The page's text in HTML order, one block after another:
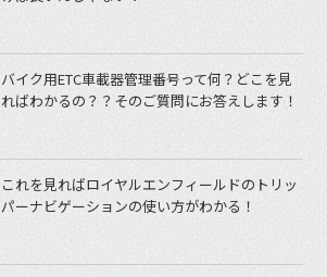
バイク用ETC車載器管理番号って何？どこを見
ればわかるの？？そのご質問にお答えします！
これを見ればロイヤルエンフィールドのトリッ
パーナビゲーションの使い方がわかる！